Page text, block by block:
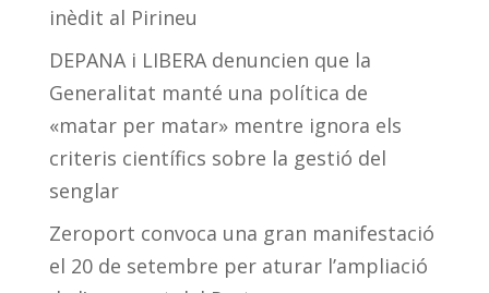
inèdit al Pirineu
DEPANA i LIBERA denuncien que la
Generalitat manté una política de
«matar per matar» mentre ignora els
criteris científics sobre la gestió del
senglar
Zeroport convoca una gran manifestació
el 20 de setembre per aturar l’ampliació